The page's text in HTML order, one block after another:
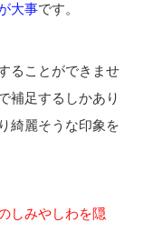
大事です。
ることができませ
補足するしかあり
綺麗そうな印象を
しみやしわを隠